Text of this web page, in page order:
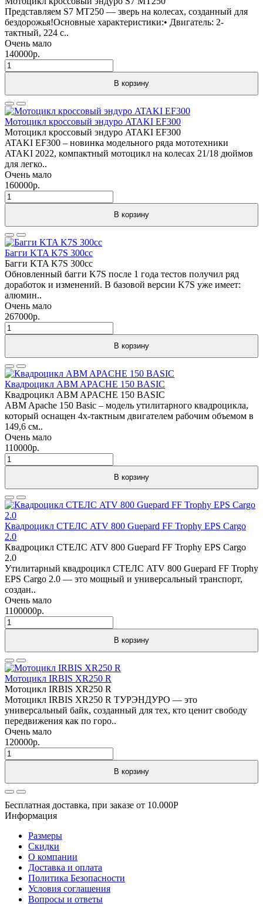
Представляем S7 MT250 — зверь на колесах, созданный для
бездорожья!Основные характеристики:• Двигатель: 2-
тактный, 224 с..
Очень мало
140000р.
В корзину
Мотоцикл кроссовый эндуро ATAKI EF300
Мотоцикл кроссовый эндуро ATAKI EF300
ATAKI EF300 – новинка модельного ряда мототехники
ATAKI 2022, компактный мотоцикл на колесах 21/18 дюймов
для легко..
Очень мало
160000р.
В корзину
Багги KTA K7S 300cc
Багги KTA K7S 300cc
Обновленный багги K7S после 1 года тестов получил ряд
доработок и изменений. В базовой версии K7S уже имеет:
алюмин..
Очень мало
267000р.
В корзину
Квадроцикл ABM APACHE 150 BASIC
Квадроцикл ABM APACHE 150 BASIC
ABM Apache 150 Basic – модель утилитарного квадроцикла,
который оснащен 4х-тактным двигателем рабочим объемом в
149,6 см..
Очень мало
110000р.
В корзину
Квадроцикл СТЕЛС ATV 800 Guepard FF Trophy EPS Cargo
2.0
Квадроцикл СТЕЛС ATV 800 Guepard FF Trophy EPS Cargo
2.0
Утилитарный квадроцикл СТЕЛС ATV 800 Guepard FF Trophy
EPS Cargo 2.0 — это мощный и универсальный транспорт,
создан..
Очень мало
1100000р.
В корзину
Мотоцикл IRBIS XR250 R
Мотоцикл IRBIS XR250 R
Мотоцикл IRBIS XR250 R ТУРЭНДУРО — это
универсальный байк, созданный для тех, кто ценит свободу
передвижения как по горо..
Очень мало
120000р.
В корзину
Бесплатная доставка, при заказе от 10.000Р
Информация
Размеры
Скидки
О компании
Доставка и оплата
Политика Безопасности
Условия соглашения
Вопросы и ответы